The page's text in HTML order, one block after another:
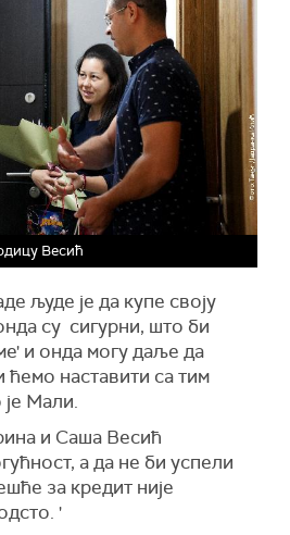
Весић
људе је да купе своју
су сигурни, што би
и онда могу даље да
наставити са тим
Мали.
и Саша Весић
а да не би успели
за кредит није
'